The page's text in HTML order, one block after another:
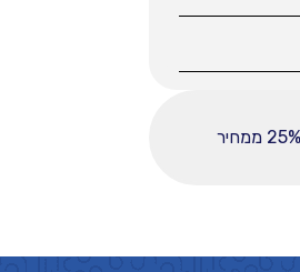
ההחזר החודשי לחודש המפורט לעיל מבוסס על עסקה הכוללת מקדמה בסך 37225, ובפריסה ל-60 תשלומים. רכיב הבלון בהלוואה בגובה 25% ממחיר